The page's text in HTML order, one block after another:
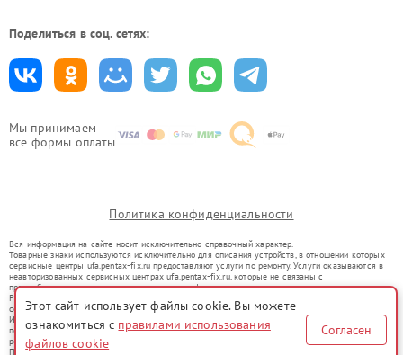
Мы принимаем
все формы оплаты
Поделиться в соц. сетях:
Политика конфиденциальности
Вся информация на сайте носит исключительно справочный характер.
Товарные знаки используются исключительно для описания устройств, в отношении которых
сервисные центры ufa.pentax-fix.ru предоставляют услуги по ремонту. Услуги оказываются в
неавторизованных сервисных центрах ufa.pentax-fix.ru, которые не связаны с
правообладателями товарных знаков или их официальными представителями.
Ремонт осуществляется для устройств, уже введенных в гражданский оборот в соответствии
со статьей 1487 ГК РФ.
Использование товарных знаков не преследует цели индивидуализации услуг или введения
потребителей в заблуждение, а служит для информирования о предоставляемых услугах по
ремонту техники указанных брендов.
Представленная на сайте информация не является публичной офертой, определяемой
Этот сайт использует файлы cookie. Вы можете
ознакомиться с правилами использования
файлов cookie
Согласен